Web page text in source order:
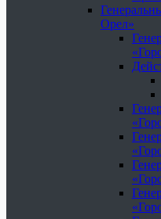
Орел»